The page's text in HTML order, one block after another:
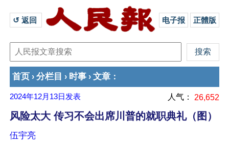
↺ 返回 电子报 正體版
首页 › 分栏目 › 时事 › 文章 ：
2024年12月13日 发表 人气： 26,652
风险太大 传习不会出席川普的就职典礼（图）
伍宇亮